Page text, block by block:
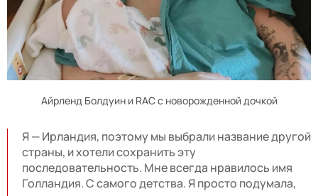
Айрленд Болдуин и RAC с новорожденной дочкой
Я — Ирландия, поэтому мы выбрали название другой
страны, и хотели сохранить эту
последовательность. Мне всегда нравилось имя
Голландия. С самого детства. Я просто подумала,